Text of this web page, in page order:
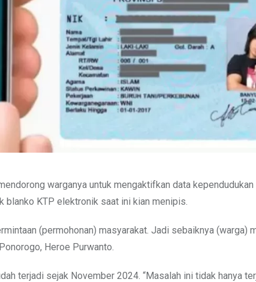
warganya untuk mengaktifkan data
KTP elektronik saat ini kian menipis.
(permohonan) masyarakat. Jadi sebaiknya (warga)
Heroe Purwanto.
terjadi sejak November 2024. “Masalah ini tidak hanya